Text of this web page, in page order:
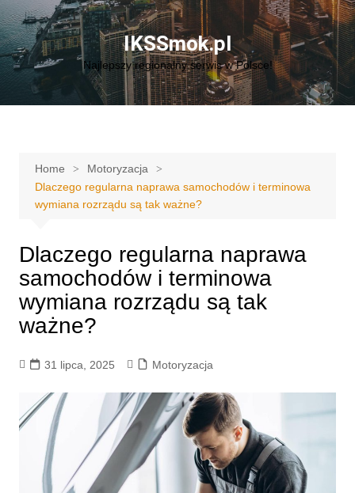
to
content
IKSSmok.pl
Najlepszy regionalny serwis w Polsce!
Home
Motoryzacja
Dlaczego regularna naprawa samochodów i terminowa
wymiana rozrządu są tak ważne?
Dlaczego regularna naprawa
samochodów i terminowa
wymiana rozrządu są tak
ważne?
31 lipca, 2025 Motoryzacja